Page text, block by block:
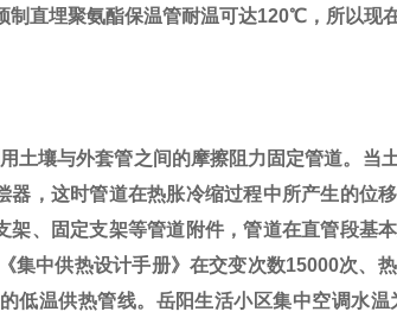
直埋聚氨酯保温管耐温可达120℃，所以现
壤与外套管之间的摩擦阻力固定管道。当
器，这时管道在热胀冷缩过程中所产生的位
架、固定支架等管道附件，管道在直管段基
集中供热设计手册》在交变次数15000次、
低温供热管线。岳阳生活小区集中空调水